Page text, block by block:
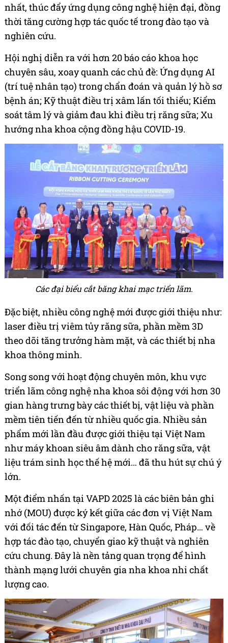
nhất, thúc đẩy ứng dụng công nghệ hiện đại, đồng
thời tăng cường hợp tác quốc tế trong đào tạo và
nghiên cứu.
Hội nghị diễn ra với hơn 20 báo cáo khoa học
chuyên sâu, xoay quanh các chủ đề: Ứng dụng AI
(trí tuệ nhân tạo) trong chẩn đoán và quản lý hồ sơ
bệnh án; Kỹ thuật điều trị xâm lấn tối thiểu; Kiểm
soát tâm lý và giảm đau khi điều trị răng sữa; Xu
hướng nha khoa cộng đồng hậu COVID-19.
Các đại biểu cắt băng khai mạc triển lãm.
Đặc biệt, nhiều công nghệ mới được giới thiệu như:
laser điều trị viêm tủy răng sữa, phần mềm 3D
theo dõi tăng trưởng hàm mặt, và các thiết bị nha
khoa thông minh.
Song song với hoạt động chuyên môn, khu vực
triển lãm công nghệ nha khoa sôi động với hơn 30
gian hàng trưng bày các thiết bị, vật liệu và phần
mềm tiên tiến đến từ nhiều quốc gia. Nhiều sản
phẩm mới lần đầu được giới thiệu tại Việt Nam
như máy khoan siêu âm dành cho răng sữa, vật
liệu trám sinh học thế hệ mới… đã thu hút sự chú ý
lớn.
Một điểm nhấn tại VAPD 2025 là các biên bản ghi
nhớ (MOU) được ký kết giữa các đơn vị Việt Nam
với đối tác đến từ Singapore, Hàn Quốc, Pháp… về
hợp tác đào tạo, chuyển giao kỹ thuật và nghiên
cứu chung. Đây là nền tảng quan trọng để hình
thành mạng lưới chuyên gia nha khoa nhi chất
lượng cao.